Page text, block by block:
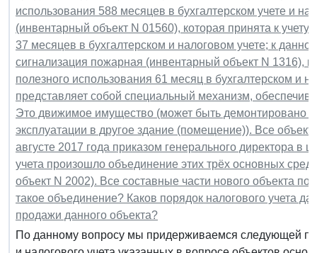
использования 588 месяцев в бухгалтерском учете и
(инвентарный объект N 01560), которая принята к
37 месяцев в бухгалтерском и налоговом учете; к
сигнализация пожарная (инвентарный объект N 1316),
полезного использования 61 месяц в бухгалтерском и
представляет собой специальный механизм,
Это движимое имущество (может быть демонтировано
эксплуатации в другое здание (помещение)). Все
августе 2017 года приказом генерального директора в
учета произошло объединение этих трёх основных
объект N 2002). Все составные части нового объекта
такое объединение? Каков порядок налогового учета
продажи данного объекта?
По данному вопросу мы придерживаемся следующей